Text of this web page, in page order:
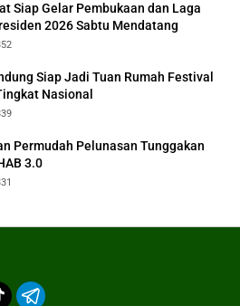
Siap Gelar Pembukaan dan Laga
2026 Sabtu Mendatang
Siap Jadi Tuan Rumah Festival
Nasional
Permudah Pelunasan Tunggakan
3.0